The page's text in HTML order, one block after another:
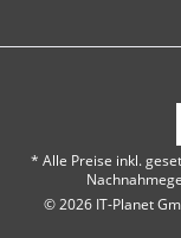
* Alle Preise inkl.
© 2026 IT-Planet